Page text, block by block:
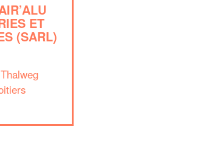
ET
(SARL)